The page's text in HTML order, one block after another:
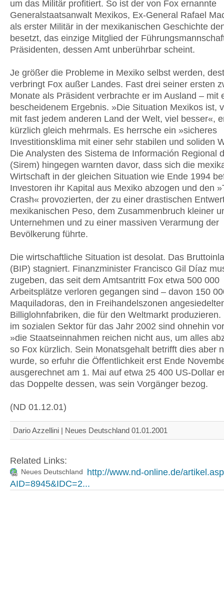
um das Militär profitiert. So ist der von Fox ernannte
Generalstaatsanwalt Mexikos, Ex-General Rafael
als erster Militär in der mexikanischen Geschichte
besetzt, das einzige Mitglied der
Präsidenten, dessen Amt unberührbar scheint.
Je größer die Probleme in Mexiko selbst werden,
verbringt Fox außer Landes. Fast drei seiner ersten
Monate als Präsident verbrachte er im Ausland – mit
bescheidenem Ergebnis. »Die Situation Mexikos ist,
mit fast jedem anderen Land der Welt, viel besser«,
kürzlich gleich mehrmals. Es herrsche ein »sicheres
Investitionsklima mit einer sehr stabilen und soliden
Die Analysten des Sistema de Información Regional
(Sirem) hingegen warnten davor, dass sich die
Wirtschaft in der gleichen Situation wie Ende 1994
Investoren ihr Kapital aus Mexiko abzogen und den
Crash« provozierten, der zu einer drastischen
mexikanischen Peso, dem Zusammenbruch kleiner
Unternehmen und zu einer massiven Verarmung der
Bevölkerung führte.
Die wirtschaftliche Situation ist desolat. Das
(BIP) stagniert. Finanzminister Francisco Gil Díaz
zugeben, das seit dem Amtsantritt Fox etwa 500 000
Arbeitsplätze verloren gegangen sind – davon 150
Maquiladoras, den in Freihandelszonen
Billiglohnfabriken, die für den Weltmarkt produzieren.
im sozialen Sektor für das Jahr 2002 sind ohnehin
»die Staatseinnahmen reichen nicht aus, um alles
so Fox kürzlich. Sein Monatsgehalt betrifft dies aber
wurde, so erfuhr die Öffentlichkeit erst Ende
ausgerechnet am 1. Mai auf etwa 25 400 US-Dollar
das Doppelte dessen, was sein Vorgänger bezog.
(ND 01.12.01)
Dario Azzellini | Neues Deutschland 01.01.2001
Related Links:
Neues Deutschland
http://www.nd-online.de/
AID=8945&IDC=2...